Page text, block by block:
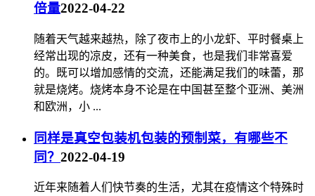
倍量2022-04-22
随着天气越来越热，除了夜市上的小龙虾、平时餐桌上
经常出现的凉皮，还有一种美食，也是我们非常喜爱
的。既可以增加感情的交流，还能满足我们的味蕾，那
就是烧烤。烧烤本身不论是在中国甚至整个亚洲、美洲
和欧洲，小 ...
同样是真空包装机包装的预制菜，有哪些不
同？ 2022-04-19
近年来随着人们快节奏的生活，尤其在疫情这个特殊时